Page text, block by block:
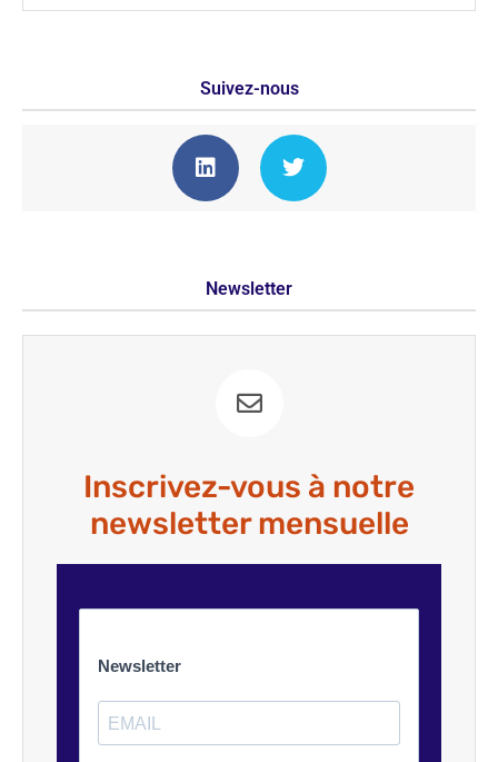
Suivez-nous
Newsletter
Inscrivez-vous à notre
newsletter mensuelle